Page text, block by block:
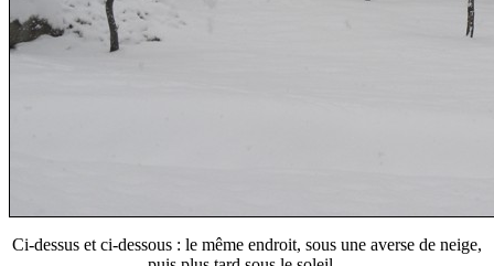
Ci-dessus et ci-dessous : le même endroit, sous une averse de neige,